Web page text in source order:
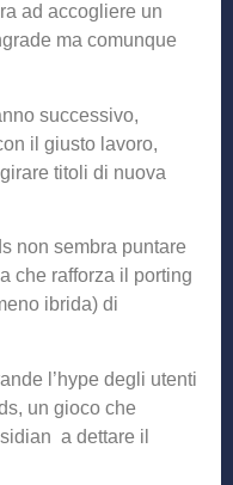
ad accogliere un
ma comunque
successivo,
il giusto lavoro,
titoli di nuova
non sembra puntare
che rafforza il porting
ibrida) di
l’hype degli utenti
un gioco che
a dettare il